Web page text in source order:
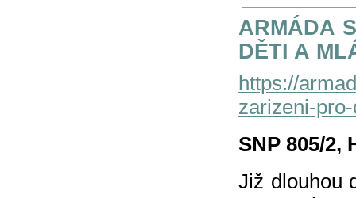
ARMÁDA
DĚTI A
https://
zarizeni-
SNP 805/2,
Již dlouhou